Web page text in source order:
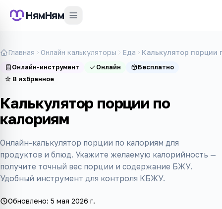
НямНям
Главная Онлайн калькуляторы Еда Калькулятор порции
Онлайн-инструмент Онлайн
Бесплатно
☆ В избранное
Калькулятор порции по
калориям
Онлайн-калькулятор порции по калориям для
продуктов и блюд. Укажите желаемую калорийность —
получите точный вес порции и содержание БЖУ.
Удобный инструмент для контроля КБЖУ.
Обновлено: 5 мая 2026 г.